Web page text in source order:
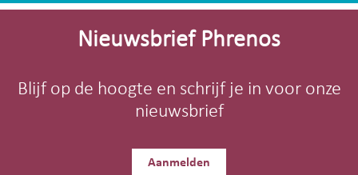
Site-
Nieuwsbrief Phrenos
Blijf op de hoogte en schrijf je in voor onze
nieuwsbrief
Aanmelden